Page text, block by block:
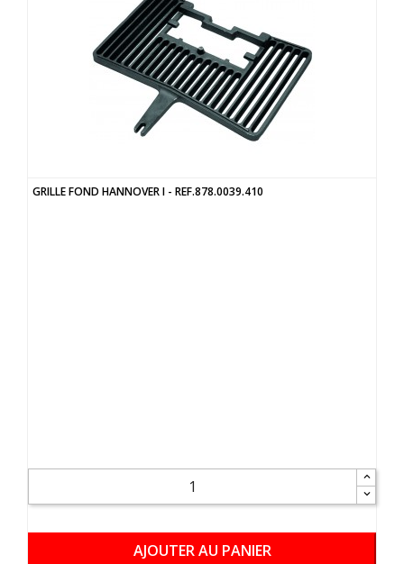
GRILLE FOND HANNOVER I - REF.878.0039.410
AJOUTER AU PANIER